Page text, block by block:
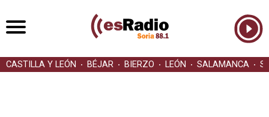
CASTILLA Y LEÓN BÉJAR BIERZO LEÓN SALAMANCA